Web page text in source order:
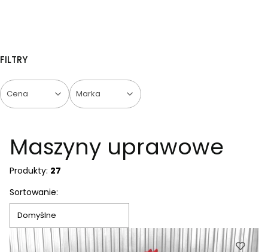
FILTRY
Cena Marka
Maszyny uprawowe
Produkty: 27
Lista produktów
Sortowanie:
Domyślne